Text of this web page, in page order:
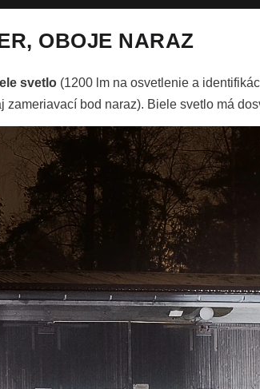
OBOJE NARAZ
svetlo (1200 lm na osvetlenie a
zameriavací bod naraz). Biele svetlo má